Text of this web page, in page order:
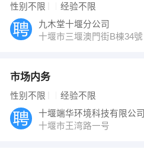
性别不限 经验不限
九木堂十堰分公司
十堰市三堰澳門街B棟34號
市场内务
性别不限 经验不限
十堰端华环境科技有限公司
十堰市王湾路一号